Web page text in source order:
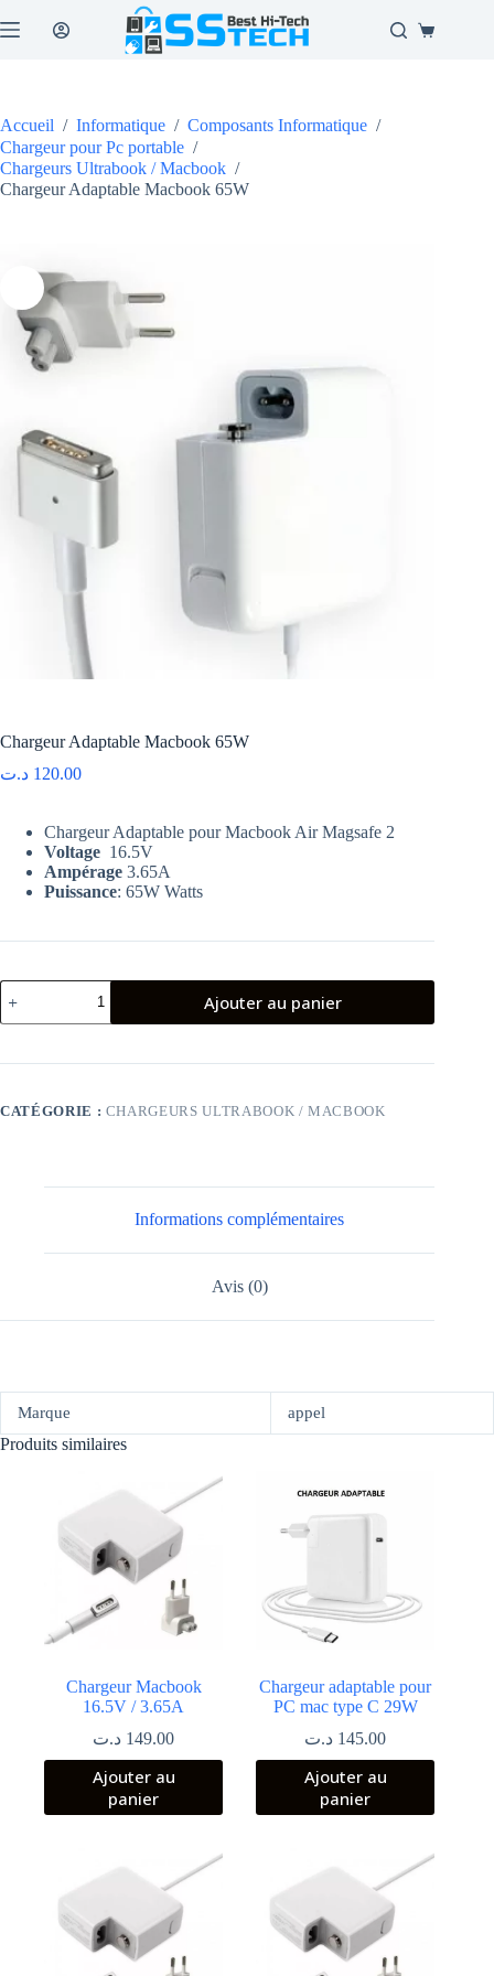
au
Panier
Accueil / Informatique / Composants Informatique /
Chargeur pour Pc portable /
Chargeurs Ultrabook / Macbook /
Chargeur Adaptable Macbook 65W
Chargeur Adaptable Macbook 65W
120.00 د.ت
Chargeur Adaptable pour Macbook Air Magsafe 2
Voltage 16.5V
Ampérage 3.65A
Puissance: 65W Watts
quantité
de
Chargeur
Macbook
Ajouter au panier
CATÉGORIE : CHARGEURS ULTRABOOK / MACBOOK
Informations complémentaires
Avis (0)
Marque appel
Produits similaires
Chargeur Macbook
16.5V / 3.65A
149.00 د.ت
Ajouter au
panier
Chargeur adaptable pour
PC mac type C 29W
145.00 د.ت
Ajouter au
panier